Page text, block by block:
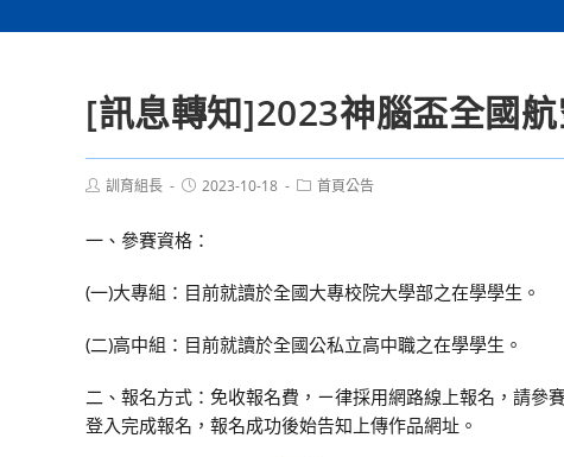
[訊息轉知]2023神腦盃全國
Post訓育組長
Post2023-10-18
Post首頁公告
一、參賽資格：
(一)大專組：目前就讀於全國大專校院大學部之在學學生。
(二)高中組：目前就讀於全國公私立高中職之在學學生。
二、報名方式：免收報名費，ㄧ律採用網路線上報名，請
登入完成報名，報名成功後始告知上傳作品網址。